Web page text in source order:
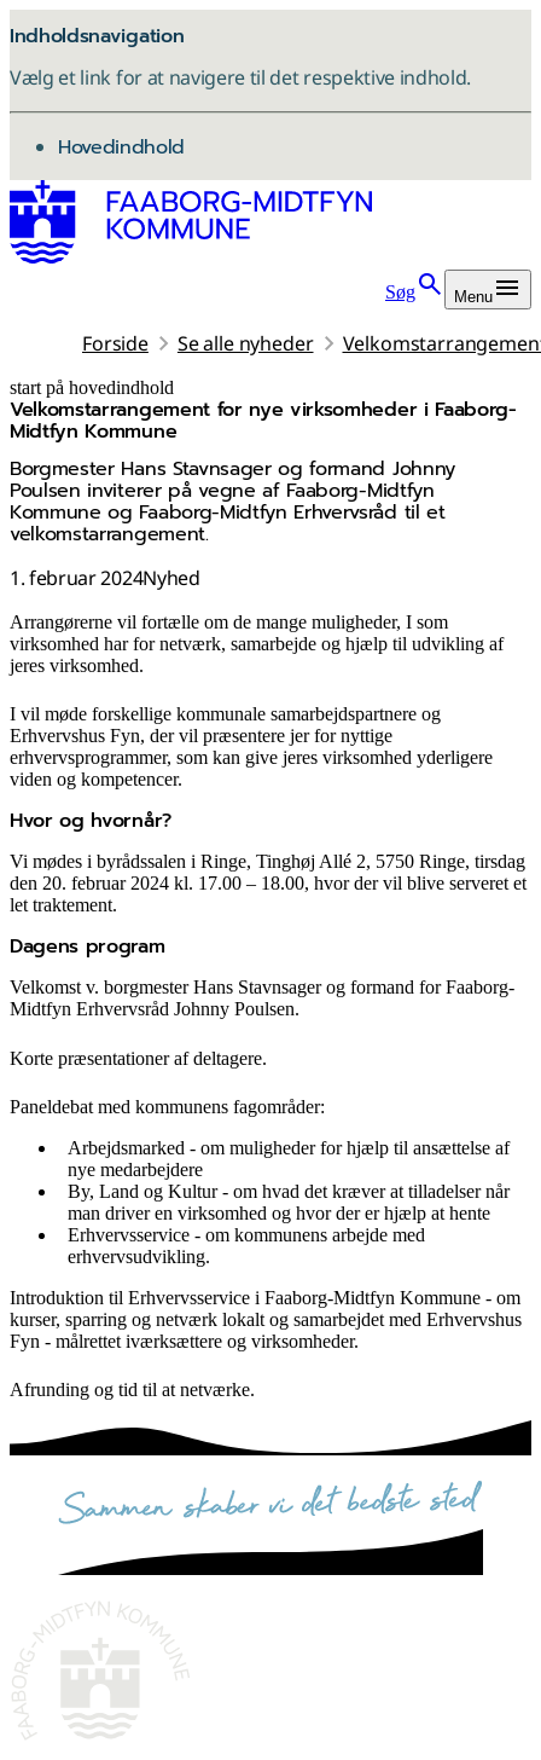
Indholdsnavigation
Vælg et link for at navigere til det respektive indhold.
gå til
Hovedindhold
Søg Menu
Forside Se alle nyheder
start på hovedindhold
Velkomstarrangement for nye virksomheder i Faaborg-
Midtfyn Kommune
Borgmester Hans Stavnsager og formand Johnny
Poulsen inviterer på vegne af Faaborg-Midtfyn
Kommune og Faaborg-Midtfyn Erhvervsråd til et
velkomstarrangement.
1. februar 2024Nyhed
senest opdateret 10. november 2025
Arrangørerne vil fortælle om de mange muligheder, I som
virksomhed har for netværk, samarbejde og hjælp til udvikling af
jeres virksomhed.
I vil møde forskellige kommunale samarbejdspartnere og
Erhvervshus Fyn, der vil præsentere jer for nyttige
erhvervsprogrammer, som kan give jeres virksomhed yderligere
viden og kompetencer.
Hvor og hvornår?
Vi mødes i byrådssalen i Ringe, Tinghøj Allé 2, 5750 Ringe, tirsdag
den 20. februar 2024 kl. 17.00 – 18.00, hvor der vil blive serveret et
let traktement.
Dagens program
Velkomst v. borgmester Hans Stavnsager og formand for Faaborg-
Midtfyn Erhvervsråd Johnny Poulsen.
Korte præsentationer af deltagere.
Paneldebat med kommunens fagområder:
Arbejdsmarked - om muligheder for hjælp til ansættelse af
nye medarbejdere
By, Land og Kultur - om hvad det kræver at tilladelser når
man driver en virksomhed og hvor der er hjælp at hente
Erhvervsservice - om kommunens arbejde med
erhvervsudvikling.
Introduktion til Erhvervsservice i Faaborg-Midtfyn Kommune - om
kurser, sparring og netværk lokalt og samarbejdet med Erhvervshus
Fyn - målrettet iværksættere og virksomheder.
Afrunding og tid til at netværke.
sammen skaber vi det bedste sted